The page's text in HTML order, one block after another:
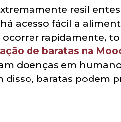
acesso fácil a
ocorrer rapidamente,
de baratas na
doenças em
baratas podem